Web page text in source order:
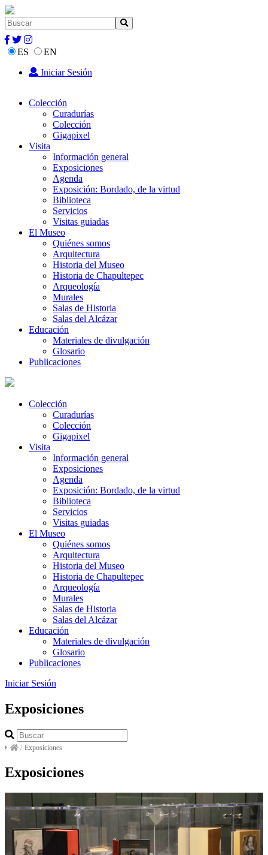
ES
EN
Iniciar Sesión
Colección
Curadurías
Colección
Gigapixel
Visita
Información general
Exposiciones
Agenda
Exposición: Bordado, de la virtud
Biblioteca
Servicios
Visitas guiadas
El Museo
Quiénes somos
Arquitectura
Historia del Museo
Historia de Chapultepec
Arqueología
Murales
Salas de Historia
Salas del Alcázar
Educación
Materiales de divulgación
Glosario
Publicaciones
Colección
Curadurías
Colección
Gigapixel
Visita
Información general
Exposiciones
Agenda
Exposición: Bordado, de la virtud
Biblioteca
Servicios
Visitas guiadas
El Museo
Quiénes somos
Arquitectura
Historia del Museo
Historia de Chapultepec
Arqueología
Murales
Salas de Historia
Salas del Alcázar
Educación
Materiales de divulgación
Glosario
Publicaciones
Iniciar Sesión
Exposiciones
/ Exposiciones
Exposiciones